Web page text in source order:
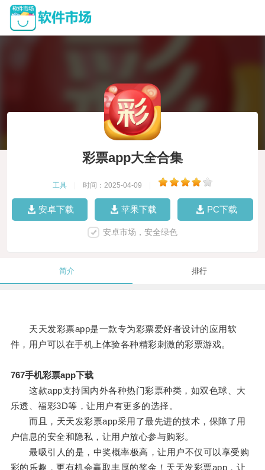
彩票app大全合集
工具 时间：2025-04-09
安卓下载 苹果下载 PC下载
安卓市场，安全绿色
简介 排行
天天发彩票app是一款专为彩票爱好者设计的应用软
件，用户可以在手机上体验各种精彩刺激的彩票游戏。
767手机彩票app下载
这款app支持国内外各种热门彩票种类，如双色球、大
乐透、福彩3D等，让用户有更多的选择。
而且，天天发彩票app采用了最先进的技术，保障了用
户信息的安全和隐私，让用户放心参与购彩。
最吸引人的是，中奖概率极高，让用户不仅可以享受购
彩的乐趣，更有机会赢取丰厚的奖金！天天发彩票app，让